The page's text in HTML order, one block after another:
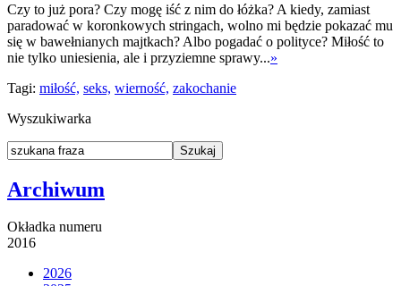
Czy to już pora? Czy mogę iść z nim do łóżka? A kiedy, zamiast
paradować w koronkowych stringach, wolno mi będzie pokazać mu
się w bawełnianych majtkach? Albo pogadać o polityce? Miłość to
nie tylko uniesienia, ale i przyziemne sprawy...»
Tagi: miłość, seks, wierność, zakochanie
Wyszukiwarka
Archiwum
Okładka numeru
2016
2026